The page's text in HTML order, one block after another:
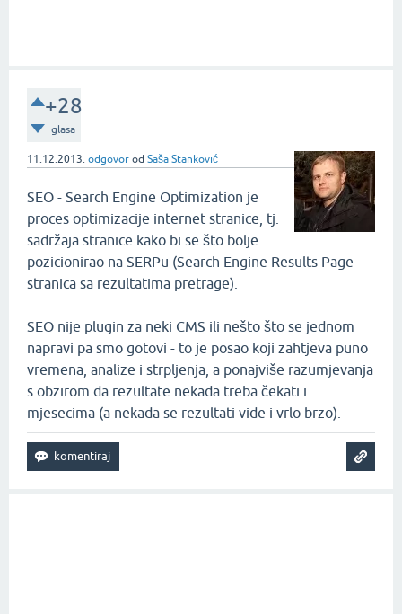
+28
glasa
11.12.2013. odgovor od Saša Stanković
SEO - Search Engine Optimization je
proces optimizacije internet stranice, tj.
sadržaja stranice kako bi se što bolje
pozicionirao na SERPu (Search Engine Results Page -
stranica sa rezultatima pretrage).
SEO nije plugin za neki CMS ili nešto što se jednom
napravi pa smo gotovi - to je posao koji zahtjeva puno
vremena, analize i strpljenja, a ponajviše razumjevanja
s obzirom da rezultate nekada treba čekati i
mjesecima (a nekada se rezultati vide i vrlo brzo).